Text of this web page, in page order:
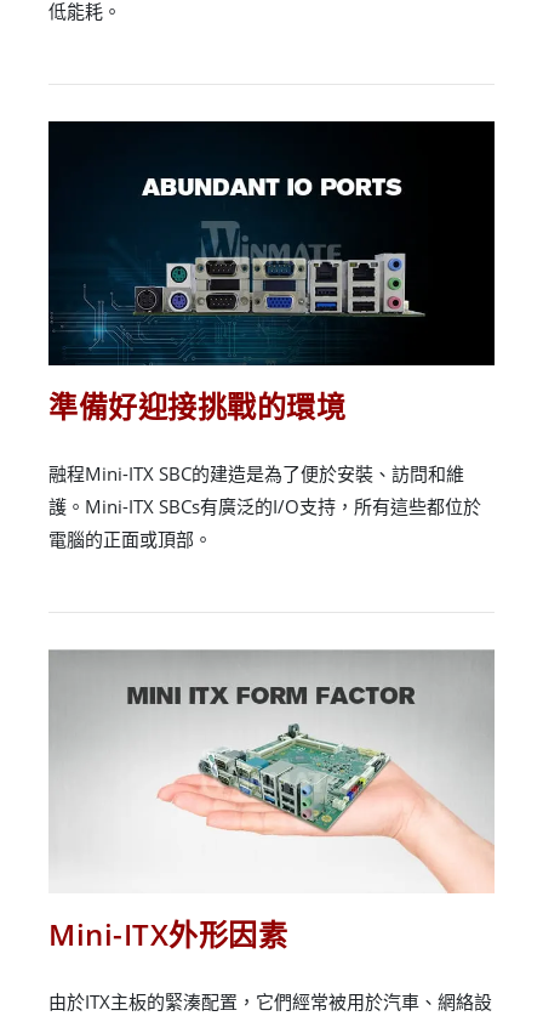
低能耗。
準備好迎接挑戰的環境
融程Mini-ITX SBC的建造是為了便於安裝、訪問和維
護。Mini-ITX SBCs有廣泛的I/O支持，所有這些都位於
電腦的正面或頂部。
Mini-ITX外形因素
由於ITX主板的緊湊配置，它們經常被用於汽車、網絡設